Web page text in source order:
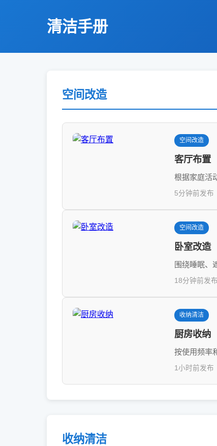
清洁手册
空间改造
空间改造
客厅布置
根据家庭活
5分钟前发布
空间改造
卧室改造
围绕睡眠、
18分钟前发布
收纳清洁
厨房收纳
按使用频率
1小时前发布
收纳清洁